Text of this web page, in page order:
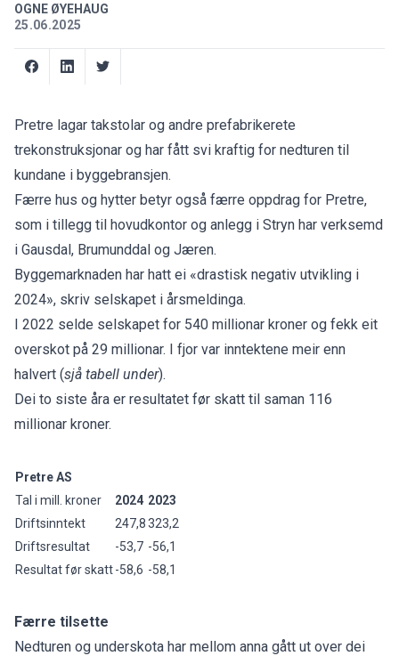
OGNE ØYEHAUG
25.06.2025
Pretre lagar takstolar og andre prefabrikerete
trekonstruksjonar og har fått svi kraftig for nedturen til
kundane i byggebransjen.
Færre hus og hytter betyr også færre oppdrag for Pretre,
som i tillegg til hovudkontor og anlegg i Stryn har verksemd
i Gausdal, Brumunddal og Jæren.
Byggemarknaden har hatt ei «drastisk negativ utvikling i
2024», skriv selskapet i årsmeldinga.
I 2022 selde selskapet for 540 millionar kroner og fekk eit
overskot på 29 millionar. I fjor var inntektene meir enn
halvert (sjå tabell under).
Dei to siste åra er resultatet før skatt til saman 116
millionar kroner.
Pretre AS
Tal i mill. kroner
2024 2023
Driftsinntekt
247,8323,2
Driftsresultat
-53,7 -56,1
Resultat før skatt-58,6 -58,1
Færre tilsette
Nedturen og underskota har mellom anna gått ut over dei